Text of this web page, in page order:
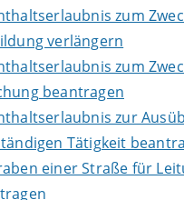
zum
verlängern
zum
beantragen
zur
Tätigkeit
einer Straße für